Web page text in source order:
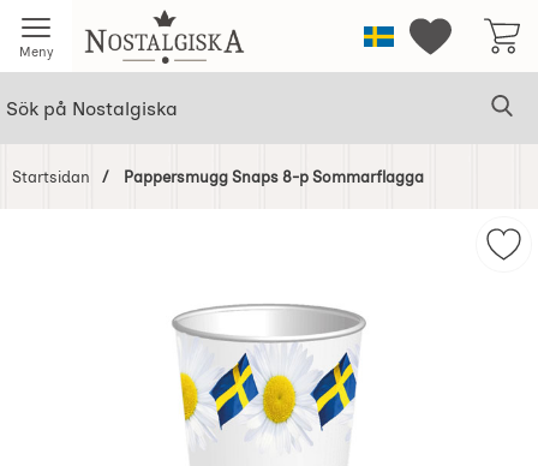
Meny Startsidan för NostalgiskaSverigeMina
Startsidan Pappersmugg Snaps 8-p Sommarflagga